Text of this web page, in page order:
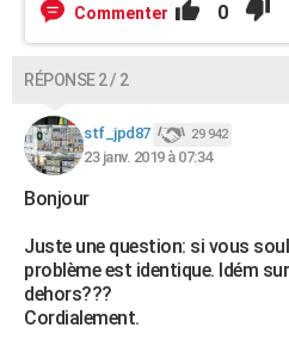
Commenter 0
RÉPONSE 2 / 2
stf_jpd87 29 942
23 janv. 2019 à 07:34
Bonjour
Juste une question: si vous
problème est identique. Idém
dehors???
Cordialement.